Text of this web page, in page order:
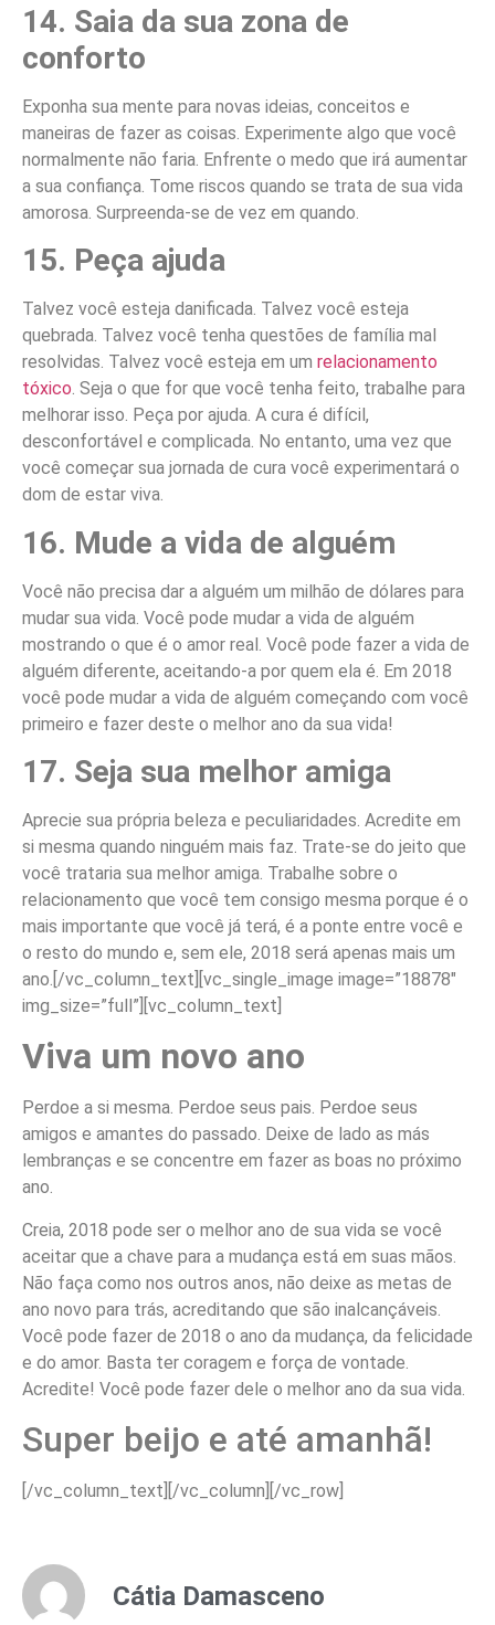
14. Saia da sua zona de
conforto
Exponha sua mente para novas ideias, conceitos e
maneiras de fazer as coisas. Experimente algo que você
normalmente não faria. Enfrente o medo que irá aumentar
a sua confiança. Tome riscos quando se trata de sua vida
amorosa. Surpreenda-se de vez em quando.
15. Peça ajuda
Talvez você esteja danificada. Talvez você esteja
quebrada. Talvez você tenha questões de família mal
resolvidas. Talvez você esteja em um relacionamento
tóxico. Seja o que for que você tenha feito, trabalhe para
melhorar isso. Peça por ajuda. A cura é difícil,
desconfortável e complicada. No entanto, uma vez que
você começar sua jornada de cura você experimentará o
dom de estar viva.
16. Mude a vida de alguém
Você não precisa dar a alguém um milhão de dólares para
mudar sua vida. Você pode mudar a vida de alguém
mostrando o que é o amor real. Você pode fazer a vida de
alguém diferente, aceitando-a por quem ela é. Em 2018
você pode mudar a vida de alguém começando com você
primeiro e fazer deste o melhor ano da sua vida!
17. Seja sua melhor amiga
Aprecie sua própria beleza e peculiaridades. Acredite em
si mesma quando ninguém mais faz. Trate-se do jeito que
você trataria sua melhor amiga. Trabalhe sobre o
relacionamento que você tem consigo mesma porque é o
mais importante que você já terá, é a ponte entre você e
o resto do mundo e, sem ele, 2018 será apenas mais um
ano. [/vc_column_text][vc_single_image image=”18878″
img_size=”full”][vc_column_text]
Viva um novo ano
Perdoe a si mesma. Perdoe seus pais. Perdoe seus
amigos e amantes do passado. Deixe de lado as más
lembranças e se concentre em fazer as boas no próximo
ano.
Creia, 2018 pode ser o melhor ano de sua vida se você
aceitar que a chave para a mudança está em suas mãos.
Não faça como nos outros anos, não deixe as metas de
ano novo para trás, acreditando que são inalcançáveis.
Você pode fazer de 2018 o ano da mudança, da felicidade
e do amor. Basta ter coragem e força de vontade.
Acredite! Você pode fazer dele o melhor ano da sua vida.
Super beijo e até amanhã!
[/vc_column_text][/vc_column][/vc_row]
Cátia Damasceno